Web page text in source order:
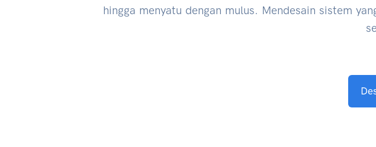
hingga menyatu dengan mulus. Mendesain sistem